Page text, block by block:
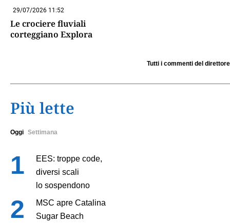
29/07/2026 11:52
Le crociere fluviali
corteggiano Explora
Tutti i commenti del direttore
Più lette
Oggi Settimana
EES: troppe code,
diversi scali
lo sospendono
MSC apre Catalina
Sugar Beach